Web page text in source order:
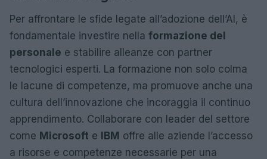
Per affrontare le sfide legate all’adozione dell’AI, è
fondamentale investire nella formazione del
personale e stabilire alleanze con partner
tecnologici esperti. La formazione non solo colma
le lacune di competenze, ma promuove anche una
cultura dell’innovazione che incoraggia il continuo
apprendimento. Collaborare con leader del settore
come Microsoft e IBM offre alle aziende l’accesso
a risorse e competenze necessarie per una